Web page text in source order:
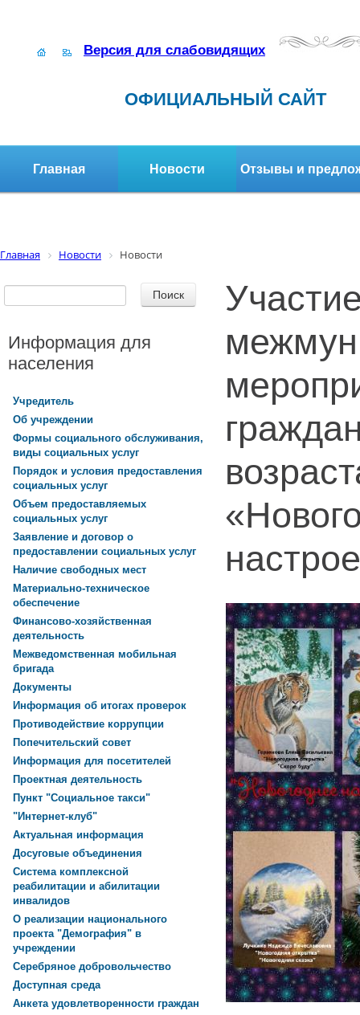
Версия для слабовидящих
ОФИЦИАЛЬНЫЙ САЙТ
Главная Новости Отзывы и
Главная Новости Новости
Информация для
населения
Учредитель
Об учреждении
Формы социального обслуживания,
виды социальных услуг
Порядок и условия предоставления
социальных услуг
Объем предоставляемых
социальных услуг
Заявление и договор о
предоставлении социальных услуг
Наличие свободных мест
Материально-техническое
обеспечение
Финансово-хозяйственная
деятельность
Межведомственная мобильная
бригада
Документы
Информация об итогах проверок
Противодействие коррупции
Попечительский совет
Информация для посетителей
Проектная деятельность
Пункт "Социальное такси"
"Интернет-клуб"
Актуальная информация
Досуговые объединения
Система комплексной
реабилитации и абилитации
инвалидов
О реализации национального
проекта "Демография" в
учреждении
Серебряное добровольчество
Доступная среда
Анкета удовлетворенности граждан